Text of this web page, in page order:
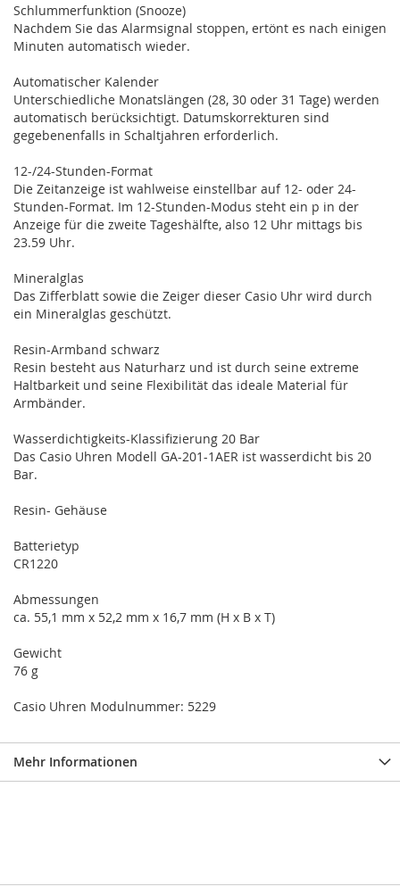
Schlummerfunktion (Snooze)
Nachdem Sie das Alarmsignal stoppen, ertönt es nach einigen
Minuten automatisch wieder.
Automatischer Kalender
Unterschiedliche Monatslängen (28, 30 oder 31 Tage) werden
automatisch berücksichtigt. Datumskorrekturen sind
gegebenenfalls in Schaltjahren erforderlich.
12-/24-Stunden-Format
Die Zeitanzeige ist wahlweise einstellbar auf 12- oder 24-
Stunden-Format. Im 12-Stunden-Modus steht ein p in der
Anzeige für die zweite Tageshälfte, also 12 Uhr mittags bis
23.59 Uhr.
Mineralglas
Das Zifferblatt sowie die Zeiger dieser Casio Uhr wird durch
ein Mineralglas geschützt.
Resin-Armband schwarz
Resin besteht aus Naturharz und ist durch seine extreme
Haltbarkeit und seine Flexibilität das ideale Material für
Armbänder.
Wasserdichtigkeits-Klassifizierung 20 Bar
Das Casio Uhren Modell GA-201-1AER ist wasserdicht bis 20
Bar.
Resin- Gehäuse
Batterietyp
CR1220
Abmessungen
ca. 55,1 mm x 52,2 mm x 16,7 mm (H x B x T)
Gewicht
76 g
Casio Uhren Modulnummer: 5229
Mehr Informationen